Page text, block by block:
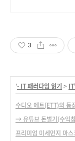
3
'- IT 패러다임 읽기 >
수디오 에트(ETT)의 등